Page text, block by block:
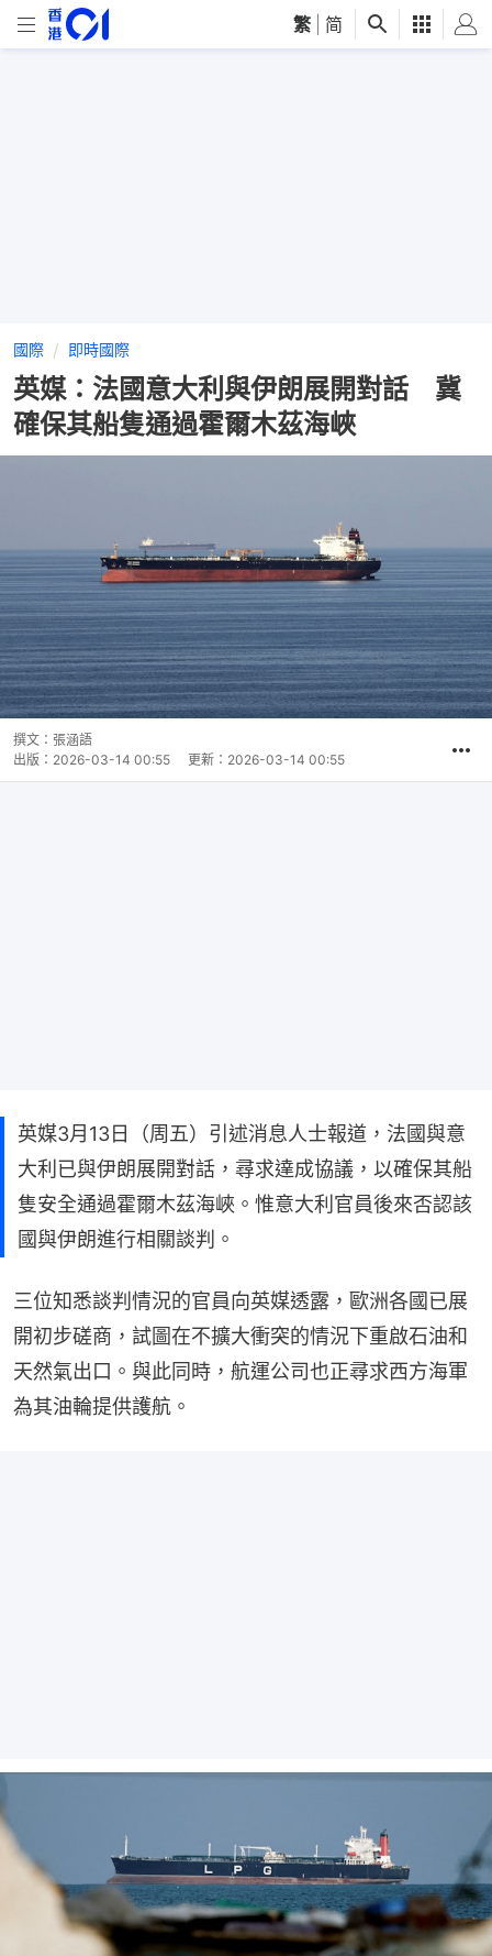
繁 简
國際 即時國際
英媒：法國意大利與伊朗展開對話 冀
確保其船隻通過霍爾木茲海峽
撰文： 張涵語
出版： 2026-03-14 00:55 更新： 2026-03-14 00:55
英媒3月13日（周五）引述消息人士報道，法國與意
大利已與伊朗展開對話，尋求達成協議，以確保其船
隻安全通過霍爾木茲海峽。惟意大利官員後來否認該
國與伊朗進行相關談判。
三位知悉談判情況的官員向英媒透露，歐洲各國已展
開初步磋商，試圖在不擴大衝突的情況下重啟石油和
天然氣出口。與此同時，航運公司也正尋求西方海軍
為其油輪提供護航。